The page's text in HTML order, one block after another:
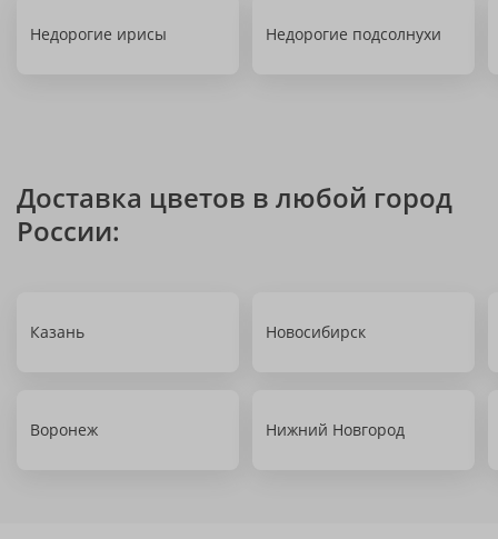
Недорогие ирисы Недорогие подсолнухи
Доставка цветов в любой город
России:
Казань Новосибирск
Воронеж Нижний Новгород